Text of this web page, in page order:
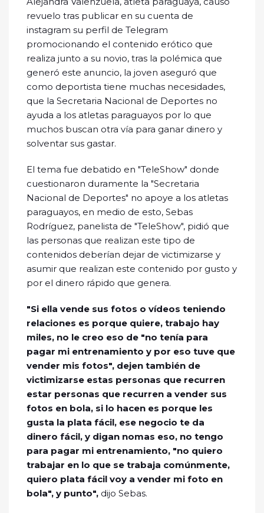
revuelo tras publicar en su cuenta de
instagram su perfil de Telegram
promocionando el contenido erótico que
realiza junto a su novio, tras la polémica que
generó este anuncio, la joven aseguró que
como deportista tiene muchas necesidades,
que la Secretaria Nacional de Deportes no
ayuda a los atletas paraguayos por lo que
muchos buscan otra vía para ganar dinero y
solventar sus gastar.
El tema fue debatido en "TeleShow" donde
cuestionaron duramente la "Secretaria
Nacional de Deportes" no apoye a los atletas
paraguayos, en medio de esto, Sebas
Rodríguez, panelista de "TeleShow", pidió que
las personas que realizan este tipo de
contenidos deberían dejar de victimizarse y
asumir que realizan este contenido por gusto y
por el dinero rápido que genera.
"Si ella vende sus fotos o vídeos teniendo
relaciones es porque quiere, trabajo hay
miles, no le creo eso de "no tenía para
pagar mi entrenamiento y por eso tuve que
vender mis fotos", dejen también de
victimizarse estas personas que recurren
estar personas que recurren a vender sus
fotos en bola, si lo hacen es porque les
gusta la plata fácil, ese negocio te da
dinero fácil, y digan nomas eso, no tengo
para pagar mi entrenamiento, "no quiero
trabajar en lo que se trabaja comúnmente,
quiero plata fácil voy a vender mi foto en
bola", y punto", dijo Sebas.